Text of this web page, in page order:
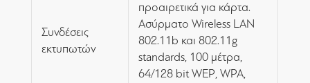
Συνδέσεις
εκτυπωτών
προαιρετικά για κάρτα.
Ασύρματο Wireless LAN
802.11b και 802.11g
standards, 100 μέτρα,
64/128 bit WEP, WPA,